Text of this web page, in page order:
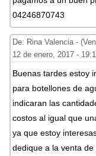
04246870743
De: Rina Valencia -
12 de enero, 2017 -
Buenas tardes estoy
para botellones de
indicaran las
costos al igual que
ya que estoy
dedique a la venta